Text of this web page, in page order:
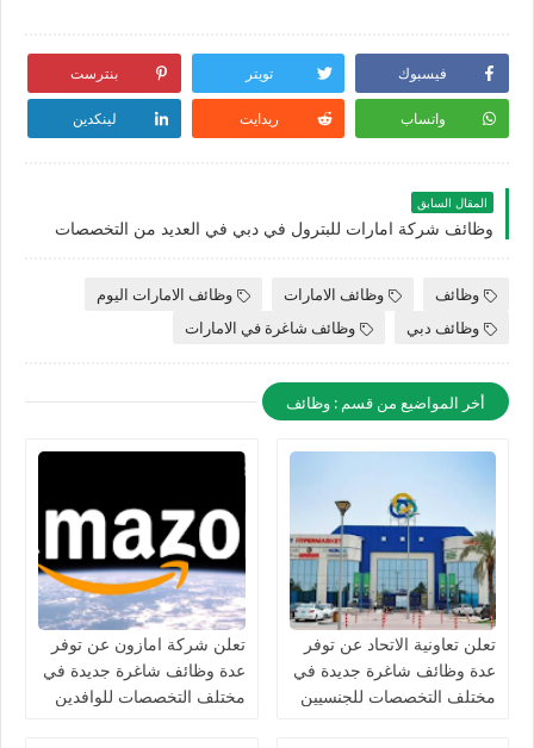
فيسبوك تويتر بنترست
واتساب ريدايت لينكدين
المقال السابق
وظائف شركة امارات للبترول في دبي في العديد من التخصصات
وظائف وظائف الامارات
وظائف الامارات اليوم
وظائف دبي
وظائف شاغرة في الامارات
أخر المواضيع من قسم : وظائف
تعلن تعاونية الاتحاد عن توفر
عدة وظائف شاغرة جديدة في
مختلف التخصصات للجنسيين
تعلن شركة امازون عن توفر
عدة وظائف شاغرة جديدة في
مختلف التخصصات للوافدين